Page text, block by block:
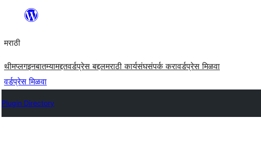
सामुग्रीवर
मराठी
थीमप्लगइनबातम्यामद्दतवर्डप्रेस बद्दलमराठी कार्यसंघसंपर्क करावर्डप्रेस मिळवा
वर्डप्रेस मिळवा
Plugin Directory